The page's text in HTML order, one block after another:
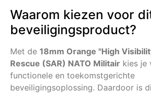
Waarom kiezen voor
beveiligingsproduct?
Met de 18mm Orange "High
Rescue (SAR) NATO Militair kies je
functionele en toekomstgerichte
beveiligingsoplossing. Daardoor is